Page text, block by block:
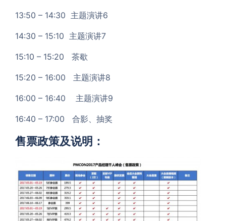
13:50 – 14:30 主题演讲6
14:30 – 15:10 主题演讲7
15:10 – 15:20 茶歇
15:20 – 16:00 主题演讲8
16:00 – 16:40 主题演讲9
16:40 – 17:00 合影、抽奖
售票政策及说明：